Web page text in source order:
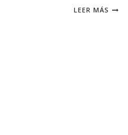
LEER MÁS